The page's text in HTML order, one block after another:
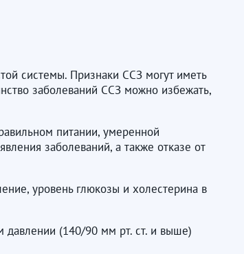
системы. Признаки ССЗ могут иметь
заболеваний ССЗ можно избежать,
питании, умеренной
заболеваний, а также отказе от
уровень глюкозы и холестерина в
давлении (140/90 мм рт. ст. и выше)